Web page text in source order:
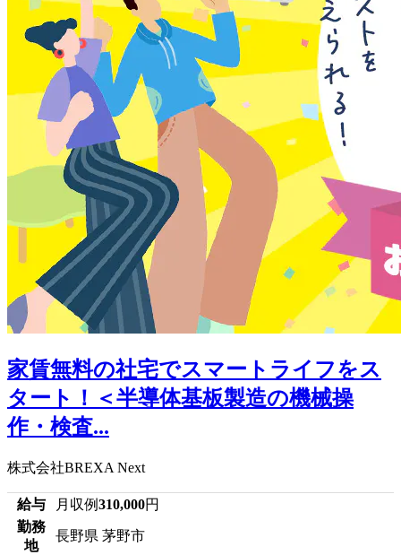
家賃無料の社宅でスマートライフをス
タート！＜半導体基板製造の機械操
作・検査...
株式会社BREXA Next
給与 月収例310,000円
勤務
地
長野県 茅野市